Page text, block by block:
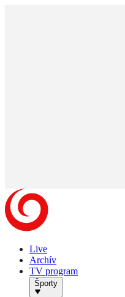
Live
Archív
TV program
Športy